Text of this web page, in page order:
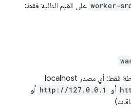
worker- على القيم التالية فقط:
الإضافات غير المضغوطة فقط: أي مصدر localhost
أو http://127.0.0.1 أو